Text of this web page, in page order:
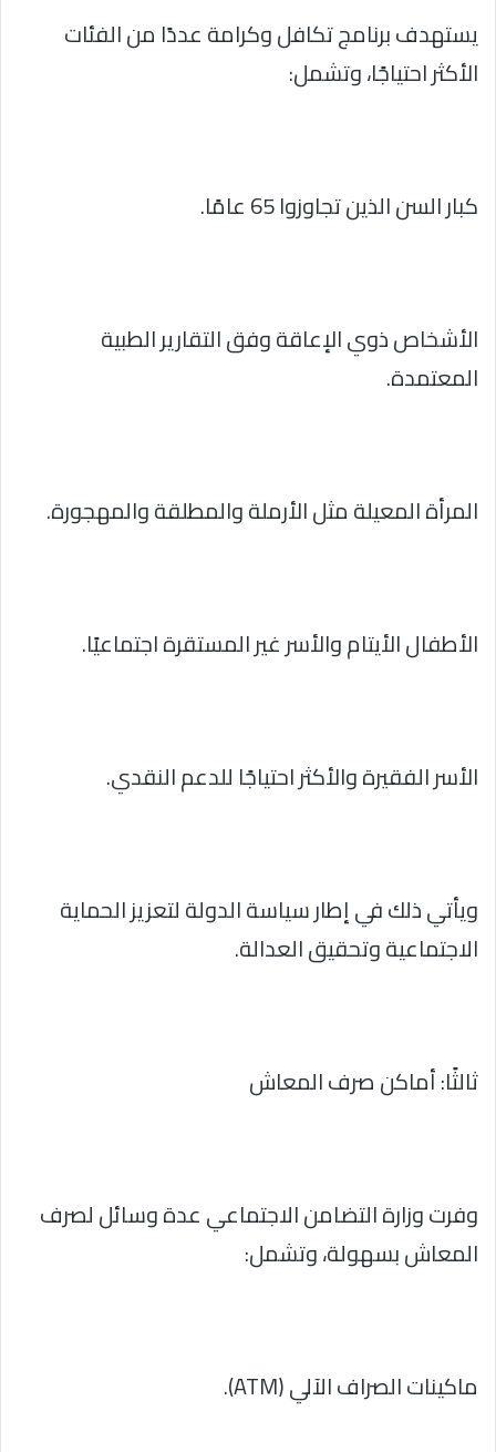
يستهدف برنامج تكافل وكرامة عددًا من الفئات
الأكثر احتياجًا، وتشمل:
كبار السن الذين تجاوزوا 65 عامًا.
الأشخاص ذوي الإعاقة وفق التقارير الطبية
المعتمدة.
المرأة المعيلة مثل الأرملة والمطلقة والمهجورة.
الأطفال الأيتام والأسر غير المستقرة اجتماعيًا.
الأسر الفقيرة والأكثر احتياجًا للدعم النقدي.
ويأتي ذلك في إطار سياسة الدولة لتعزيز الحماية
الاجتماعية وتحقيق العدالة.
ثالثًا: أماكن صرف المعاش
وفرت وزارة التضامن الاجتماعي عدة وسائل لصرف
المعاش بسهولة، وتشمل:
ماكينات الصراف الآلي (ATM).